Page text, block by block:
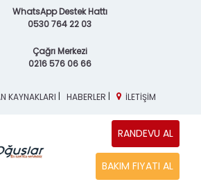
WhatsApp Destek Hattı
0530 764 22 03
Çağrı Merkezi
0216 576 06 66
KAYNAKLARI | HABERLER | İLETİŞİM
RANDEVU AL
BAKIM FIYATI AL